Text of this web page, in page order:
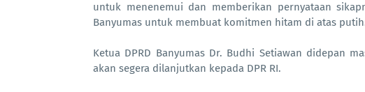
untuk menenemui dan memberikan pernyataan
Banyumas untuk membuat komitmen hitam di atas
Ketua DPRD Banyumas Dr. Budhi Setiawan didepan
akan segera dilanjutkan kepada DPR RI.